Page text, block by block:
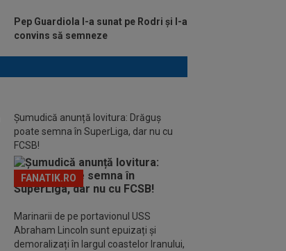
Pep Guardiola l-a sunat pe Rodri și l-a
convins să semneze
Șumudică anunță lovitura: Drăguș
poate semna în SuperLiga, dar nu cu
FCSB!
FANATIK.RO
Marinarii de pe portavionul USS
Abraham Lincoln sunt epuizați și
demoralizați în largul coastelor Iranului,